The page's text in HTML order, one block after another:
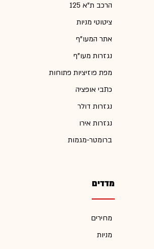
הרכב ת"א 125
ציטוטי מניות
אתר המעו"ף
נגזרות מעו"ף
מפת פוזיציות פתוחות
כתבי אופציה
נגזרות דולר
נגזרות אירו
ברומטר-מגמות
מדדים
מחירים
מניות